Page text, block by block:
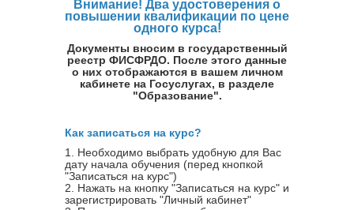
Внимание! Два удостоверения о
повышении квалификации по цене
одного курса!
Документы вносим в государственный
реестр ФИСФРДО. После этого данные
о них отображаются в вашем личном
кабинете на Госуслугах, в разделе
"Образование".
Как записаться на курс?
1. Необходимо выбрать удобную для Вас
дату начала обучения (перед кнопкой
"Записаться на курс")
2. Нажать на кнопку "Записаться на курс" и
зарегистрировать "Личный кабинет"